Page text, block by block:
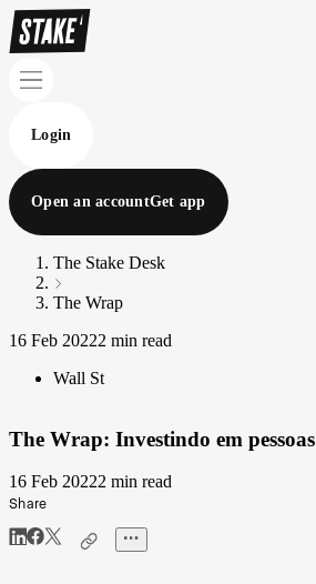
Login
Open an accountGet app
The Stake Desk
The Wrap
16 Feb 20222 min read
Wall St
The Wrap: Investindo em pessoas
16 Feb 20222 min read
Share